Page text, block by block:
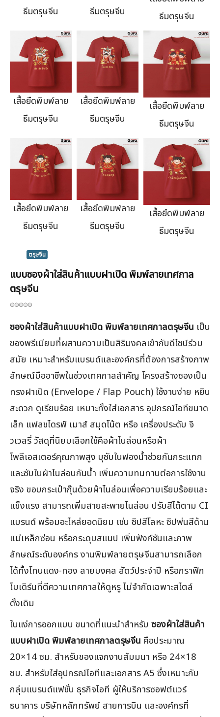
ธีมตรุษจีน
ธีมตรุษจีน
ธีมตรุษจีน
เสื้อยืดพิมพ์ลาย
ธีมตรุษจีน
เสื้อยืดพิมพ์ลาย
ธีมตรุษจีน
เสื้อยืดพิมพ์ลาย
ธีมตรุษจีน
เสื้อยืดพิมพ์ลาย
ธีมตรุษจีน
เสื้อยืดพิมพ์ลาย
ธีมตรุษจีน
เสื้อยืดพิมพ์ลาย
ธีมตรุษจีน
ตรุษจีน
แบบซองผ้าใส่สินค้าแบบฝาเปิด พิมพ์ลายเทศกาล
ตรุษจีน
ซองผ้าใส่สินค้าแบบฝาเปิด พิมพ์ลายเทศกาลตรุษจีน เป็น
ของพรีเมียมที่ผสานความเป็นสิริมงคลเข้ากับดีไซน์ร่วม
สมัย เหมาะสำหรับแบรนด์และองค์กรที่ต้องการสร้างภาพ
ลักษณ์มืออาชีพในช่วงเทศกาลสำคัญ โครงสร้างซองเป็น
ทรงฝาเปิด (Envelope / Flap Pouch) ใช้งานง่าย หยิบ
สะดวก ดูเรียบร้อย เหมาะทั้งใส่เอกสาร อุปกรณ์ไอทีขนาด
เล็ก แฟลชไดรฟ์ เมาส์ สมุดโน้ต หรือ เครื่องประดับ จิ
วเวลรี่ วัสดุที่นิยมเลือกใช้คือผ้าไนล่อนหรือผ้า
โพลีเอสเตอร์คุณภาพสูง บุซับในฟองน้ำช่วยกันกระแทก
และซับในผ้าไนล่อนกันน้ำ เพิ่มความทนทานต่อการใช้งาน
จริง ขอบกระเป๋ากุ๊นด้วยผ้าไนล่อนเพื่อความเรียบร้อยและ
แข็งแรง สามารถเพิ่มสายสะพายไนล่อน ปรับสีได้ตาม CI
แบรนด์ พร้อมอะไหล่ยอดนิยม เช่น ซิปสีโลหะ ซิปพ่นสีด้าน
แม่เหล็กซ่อน หรือกระดุมสแนป เพิ่มฟังก์ชันและภาพ
ลักษณ์ระดับองค์กร งานพิมพ์ลายตรุษจีนสามารถเลือก
ได้ทั้งโทนแดง-ทอง ลายมงคล สัตว์ประจำปี หรือกราฟิก
โมเดิร์นที่ตีความเทศกาลให้ดูหรู ไม่จำกัดเฉพาะสไตล์
ดั้งเดิม
ในแง่การออกแบบ ขนาดที่แนะนำสำหรับ ซองผ้าใส่สินค้า
แบบฝาเปิด พิมพ์ลายเทศกาลตรุษจีน คือประมาณ
20×14 ซม. สำหรับของแจกงานสัมมนา หรือ 24×18
ซม. สำหรับใส่อุปกรณ์ไอทีและเอกสาร A5 ซึ่งเหมาะกับ
กลุ่มแบรนด์แฟชั่น ธุรกิจไอที ผู้ให้บริการซอฟต์แวร์
ธนาคาร บริษัทหลักทรัพย์ สายการบิน และองค์กรที่